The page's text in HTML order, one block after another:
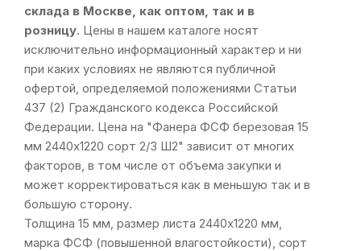
склада в Москве, как оптом, так и в
розницу. Цены в нашем каталоге носят
исключительно информационный характер и ни
при каких условиях не являются публичной
офертой, определяемой положениями Статьи
437 (2) Гражданского кодекса Российской
Федерации. Цена на "Фанера ФСФ березовая 15
мм 2440х1220 сорт 2/3 Ш2" зависит от многих
факторов, в том числе от объема закупки и
может корректироваться как в меньшую так и в
большую сторону.
Толщина 15 мм, размер листа 2440х1220 мм,
марка ФСФ (повышенной влагостойкости), сорт